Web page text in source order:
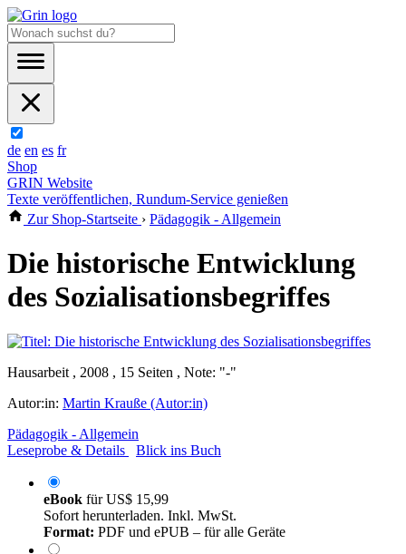
de en es fr
Shop
GRIN Website
Texte veröffentlichen, Rundum-Service genießen
Zur Shop-Startseite › Pädagogik - Allgemein
Die historische Entwicklung
des Sozialisationsbegriffes
Hausarbeit , 2008 , 15 Seiten , Note: "-"
Autor:in: Martin Krauße (Autor:in)
Pädagogik - Allgemein
Leseprobe & Details
Blick ins Buch
eBook fürUS$ 15,99
Sofort herunterladen. Inkl. MwSt.
Format: PDF und ePUB – für alle Geräte